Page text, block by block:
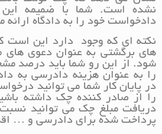
نشده است. شما با ضمیمه
دادخواست خود را به دادگاه ارائه
نکته ای که وجود دارد این است
های برگشتی به عنوان دعوی های
شود. از این رو شما باید درصد
را به عنوان هزینه دادرسی به
در پایان کار شما می توانید
را از صادر کننده چک داشته
دریافت مبلغ چک می توانید
پرداخت شده برای دادرسی و …